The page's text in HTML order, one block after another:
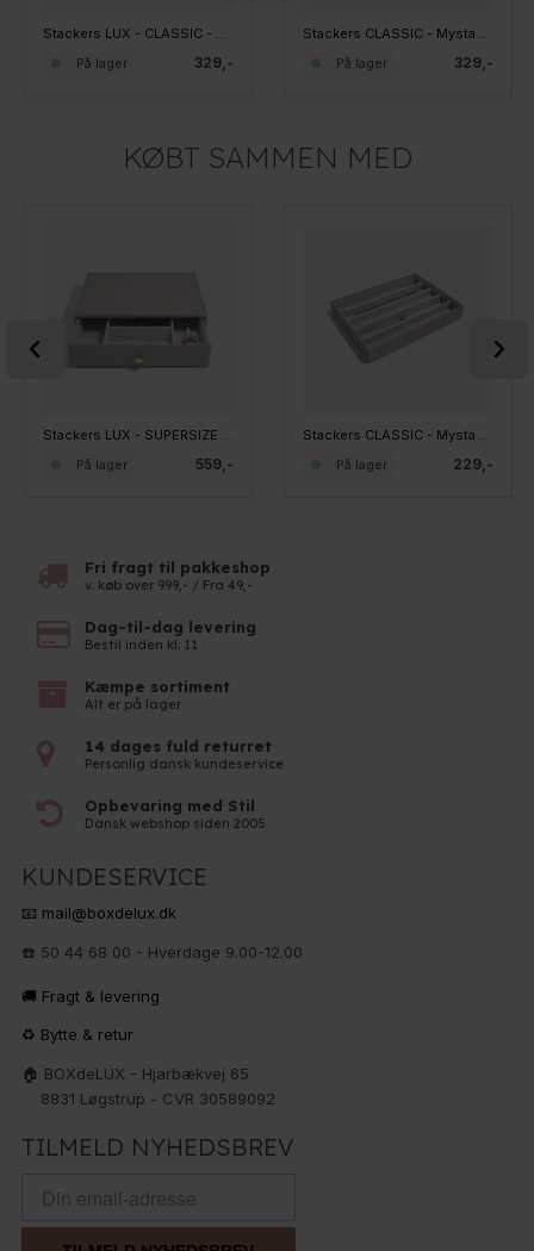
Stackers LUX - CLASSIC - Mystacker LUX - 3 rum, Taupe
329,-
På lager
Stackers CLASSIC - Mystacker - Top med låg, Taupe
329,-
På lager
KØBT SAMMEN MED
Stackers LUX - SUPERSIZE - Mystacker LUX - 8 rum, Taupe
559,-
På lager
Stackers CLASSIC - Mystacker - 5 rum, Taupe
229,-
På lager
Fri fragt til pakkeshop
v. køb over 999,- / Fra 49,-
Dag-til-dag levering
Bestil inden kl. 11
Kæmpe sortiment
Alt er på lager
14 dages fuld returret
Personlig dansk kundeservice
Opbevaring med Stil
Dansk webshop siden 2005
KUNDESERVICE
📧 mail@boxdelux.dk
☎️ 50 44 68 00 - Hverdage 9.00-12.00
🚚 Fragt & levering
♻️ Bytte & retur
🏠 BOXdeLUX - Hjarbækvej 65
8831 Løgstrup - CVR 30589092
TILMELD NYHEDSBREV